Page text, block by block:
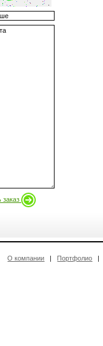
заказ
О компании | Портфолио